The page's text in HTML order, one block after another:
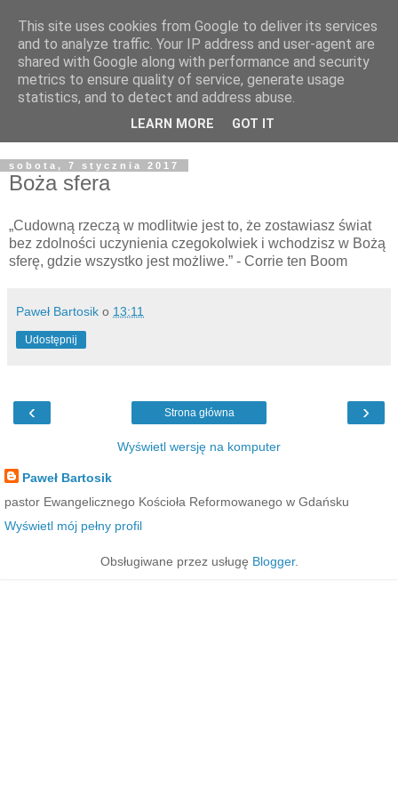
Żyjąc wiarą w REALNYM
świecie
Blog pastora Pawła Bartosika
sobota, 7 stycznia 2017
Boża sfera
„Cudowną rzeczą w modlitwie jest to, że zostawiasz świat
bez zdolności uczynienia czegokolwiek i wchodzisz w Bożą
sferę, gdzie wszystko jest możliwe.” - Corrie ten Boom
Paweł Bartosik o 13:11
Udostępnij
‹ ›
Strona główna
Wyświetl wersję na komputer
Paweł Bartosik
pastor Ewangelicznego Kościoła Reformowanego w Gdańsku
Wyświetl mój pełny profil
Obsługiwane przez usługę Blogger.
This site uses cookies from Google to deliver its services
and to analyze traffic. Your IP address and user-agent are
shared with Google along with performance and security
metrics to ensure quality of service, generate usage
statistics, and to detect and address abuse.
LEARN MORE GOT IT